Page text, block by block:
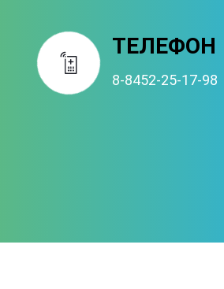
ТЕЛЕФОН
8-8452-25-17-98